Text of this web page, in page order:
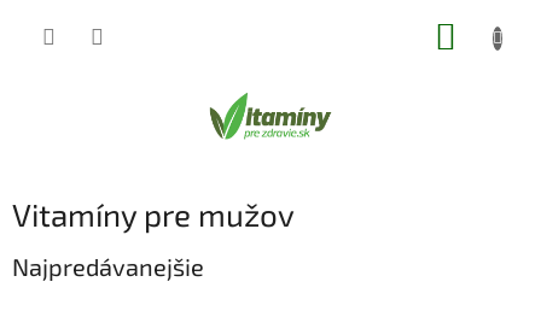
Vitamíny pre mužov
Najpredávanejšie